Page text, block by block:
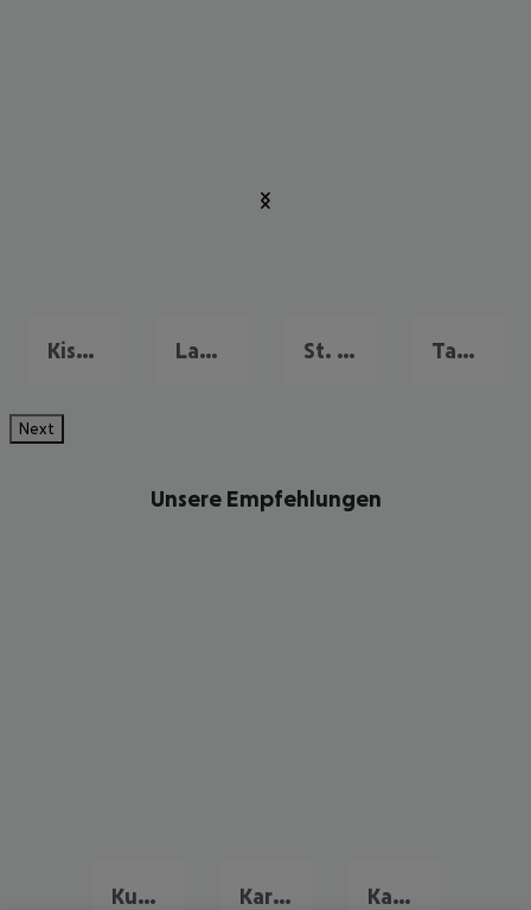
Kissimmee Lake Buena Vista St. Petersburg Tampa & Golfküste
Next
Unsere Empfehlungen
Kuba Familienurlaub Karibik Familienurlaub Kanada Familienurlaub